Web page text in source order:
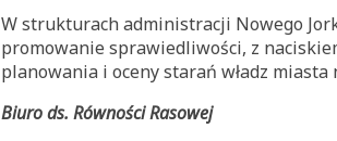
W strukturach administracji Nowego
promowanie sprawiedliwości, z
planowania i oceny starań władz
Biuro ds. Równości Rasowej